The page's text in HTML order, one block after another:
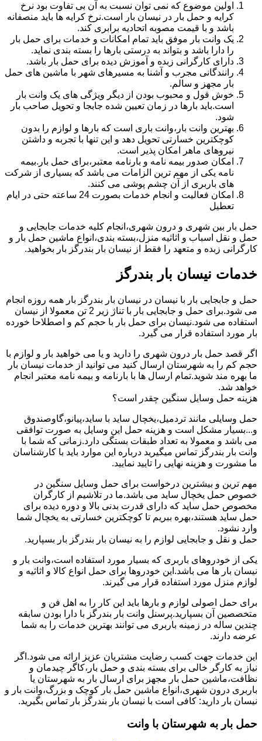
اولین موضوع که نمی توان نسبت به آن بی تفاوت بود نرخ
کرایه و حمل بار در نیسان بار است.نرخ کرایه ها باید منصفانه
باشد و با قیمت مصوبه اتحادیه برابری کند.
یک وانت بار موفق باید تمام امکانات و خدمات برای حمل بار
را دارا باشد و بتواند به درستی بارها را بسته بندی نماید.
دارای کارگرانی زبده و آموزش دیده برای حمل بار باشد.
رانندگانی مجرب و آشنا به مسیرهای شهر با ماشین های حمل
بار مجهز و سالم.
خوش قول و محبوب بودن از دیگر ویژگی های یک وانت بار
است.باید بارها در زمان تعیین شده جابجا و تحویل صاحب بار
شود.
بهترین وانت بار،وانت باری است که بارها و لوازم را بدون
کوچکترین خسارتی تحویل دهد و این تنها با تجربه و داشتن
نیروهای ماهر امکان پذیر است.
امکان صدور بیمه نامه و بارنامه معتبر،برای حمل بار.بیمه
نامه یکی از مهم ترین الزامات می باشد که بسیاری از شرکت
های باربری از آن چشم پوشی می کنند.
امکان فعالیت و انجام خدمات بصورت 24 ساعته حتی در ایام
تعطیل
حمل بار بین شهری و درون شهری،انجام کلیه خدمات جابجایی و
حمل و نقل اسباب و اثاثیه منزل،بسته بندی،انواع ماشین حمل بار و
کارگرانی زبده و متعهد را فقط از نیسان بار بندرگز بار بخواهید.
خدمات نیسان بار بندرگز
حمل و جابجایی بار با نیسان در نیسان بار بندرگز بار همه روزه انجام
می شود.برای حمل و جابجایی بار با تناژ زیر 2 تن معمولا از نیسان
استفاده می شود.نیسان برای حمل بار با حجم کم و اصطلاحا خورده
بار مورد استفاده قرار می گیرد.
اگر قصد حمل بار درون شهری را دارید و یا می خواهید بار و لوازم با
حجم کم را به شهرستان ارسال کنید می توانید از خدمات نیسان بار
ما بهره مند شوید.تمام ارسال ها با بارنامه و بیمه نامه معتبر انجام
خواهد شد.
هزینه حمل وسایل سنگین چقدر است؟
حمل وسایلی مانند تردمیل،یخچال ساید با ساید،پیانو،گاوصندوق
و...بسیار مشکل است و هزینه حمل این وسایل به صورت توافقی
می باشد و معمولا به تعداد طبقات بستگی دارد.زمانی که شما با
وانت بار بندرگز تماس میگیرید درباره این موارد باید با کارشناسان
ما مشورت و هزینه نهایی را تایید نمایید.
مهم ترین و بیشترین درخواست برای حمل وسایل سنگین در
خصوص حمل یخچال ساید می باشد.ما در تلاشیم از کارگران
مخصوص حمل ساید که دارای قدرت بدنی بالا و دوره دیده برای
حمل ساید هستند،بهره ببریم تا کوچکترین خسارتی به یخچال شما
وارد نشود.
حمل و نقل و جابجایی لوازم را به نیسان بار بندرگز بار بسپارید.
یکی از خودروهای باربری که بسیار مورد استفاده است،وانت بار و
نیسان بار ها می باشد.این خودروها برای حمل انواع کالا و اثاثیه و
لوازم منزل مورد استفاده قرار می گیرند.
برای حمل اصولی لوازم و بارها باید این کار را به اهل فن و
متخصصین آن بسپارید.پرسنل وانت بار بندرگز با دارا بودن سابقه
چندین ساله در زمینه باربری می توانند بهترین خدمات را به شما
عرضه دارند.
این خدمات جهت کسب رضایت مشتریان عزیز ارائه می شود.اگر
نیاز به کارگر خالی برای بسته بندی و حمل بار،کاگر چیدمان و
نظافت،ماشین حمل بار مجهز برای ارسال بار به شهرستان یا
باربری درون شهری،انواع ماشین حمل بار کوچک و بزرگ،وانت بار و
نیسان بار دارید: کافی است با نیسان بار بندرگز بار تماس بگیرید.
حمل بار به شهرستان با وانت